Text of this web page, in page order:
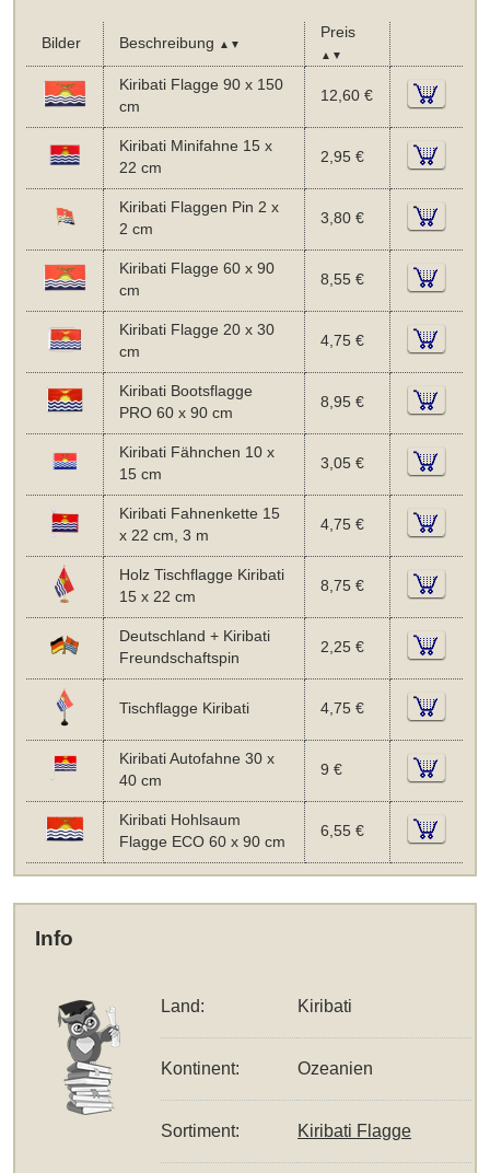
Bilder Beschreibung ▲▼
Preis
▲▼
Kiribati Flagge 90 x 150
cm
12,60 €
Kiribati Minifahne 15 x
22 cm
2,95 €
Kiribati Flaggen Pin 2 x
2 cm
3,80 €
Kiribati Flagge 60 x 90
cm
8,55 €
Kiribati Flagge 20 x 30
cm
4,75 €
Kiribati Bootsflagge
PRO 60 x 90 cm
8,95 €
Kiribati Fähnchen 10 x
15 cm
3,05 €
Kiribati Fahnenkette 15
x 22 cm, 3 m
4,75 €
Holz Tischflagge Kiribati
15 x 22 cm
8,75 €
Deutschland + Kiribati
Freundschaftspin
2,25 €
Tischflagge Kiribati 4,75 €
Kiribati Autofahne 30 x
40 cm
9 €
Kiribati Hohlsaum
Flagge ECO 60 x 90 cm
6,55 €
Info
Land: Kiribati
Kontinent: Ozeanien
Sortiment: Kiribati Flagge